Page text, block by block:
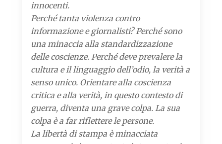
innocenti.
Perché tanta violenza contro
informazione e giornalisti? Perché sono
una minaccia alla standardizzazione
delle coscienze. Perché deve prevalere la
cultura e il linguaggio dell’odio, la verità a
senso unico. Orientare alla coscienza
critica e alla verità, in questo contesto di
guerra, diventa una grave colpa. La sua
colpa è a far riflettere le persone.
La libertà di stampa è minacciata